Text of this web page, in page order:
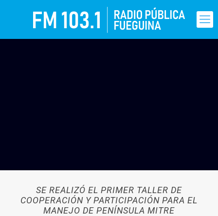
SE REALIZÓ EL PRIMER TALLER DE
COOPERACIÓN Y PARTICIPACIÓN PARA EL
MANEJO DE PENÍNSULA MITRE